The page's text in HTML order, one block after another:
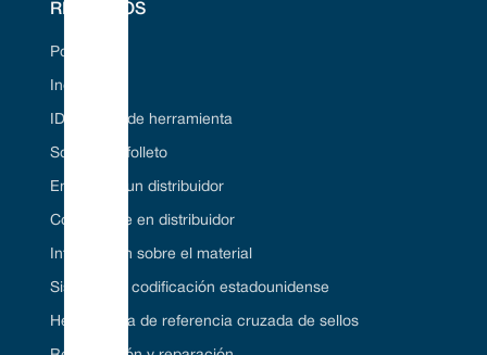
RECURSOS
Portal web
Industrias
ID de sello de herramienta
Solicite un folleto
Encuentre un distribuidor
Conviértase en distribuidor
Información sobre el material
Sistema de codificación estadounidense
Herramienta de referencia cruzada de sellos